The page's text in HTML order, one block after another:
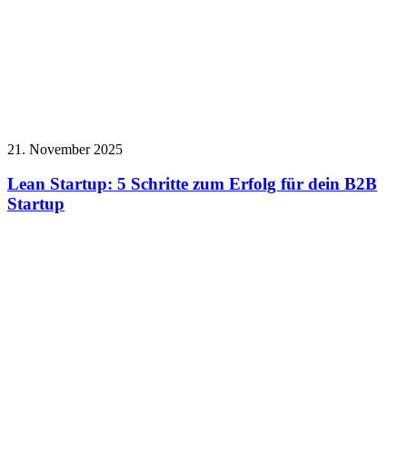
21. November 2025
Lean Startup: 5 Schritte zum Erfolg für dein B2B
Startup